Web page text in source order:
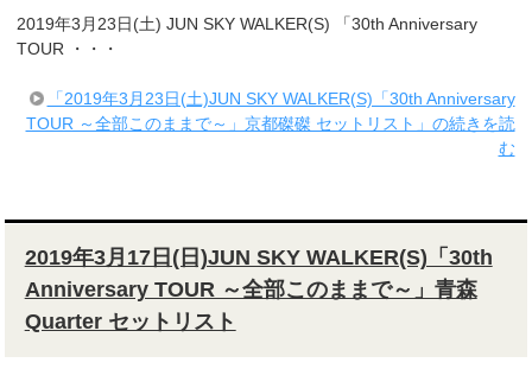
2019年3月23日(土) JUN SKY WALKER(S) 「30th Anniversary
TOUR ・・・
「2019年3月23日(土)JUN SKY WALKER(S)「30th Anniversary
TOUR ～全部このままで～」京都磔磔 セットリスト」の続きを読
む
2019年3月17日(日)JUN SKY WALKER(S)「30th
Anniversary TOUR ～全部このままで～」青森
Quarter セットリスト